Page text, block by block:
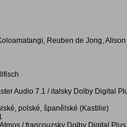
Reuben de Jong,
Audio 7.1 / italsky Dolby Digital
polské, španělské (Kastilie)
/ francouzsky Dolby Digital